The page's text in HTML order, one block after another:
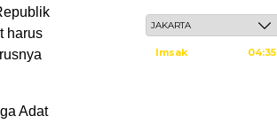
harus
Adat
Imsak 04:35